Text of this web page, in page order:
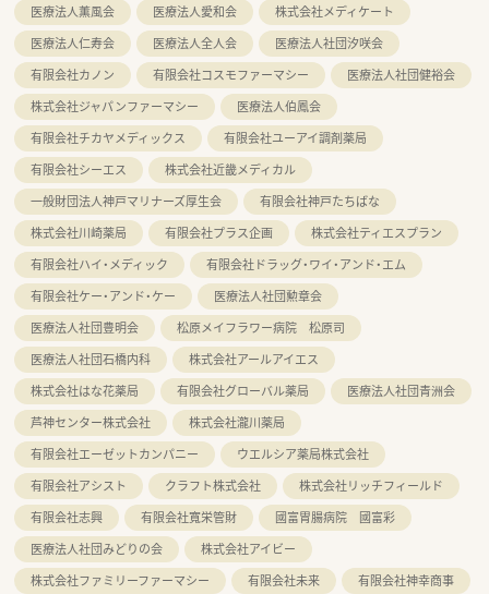
医療法人薫風会
医療法人愛和会
株式会社メディケート
医療法人仁寿会
医療法人全人会
医療法人社団汐咲会
有限会社カノン
有限会社コスモファーマシー
医療法人社団健裕会
株式会社ジャパンファーマシー
医療法人伯鳳会
有限会社チカヤメディックス
有限会社ユーアイ調剤薬局
有限会社シーエス
株式会社近畿メディカル
一般財団法人神戸マリナーズ厚生会
有限会社神戸たちばな
株式会社川崎薬局
有限会社プラス企画
株式会社ティエスプラン
有限会社ハイ・メディック
有限会社ドラッグ・ワイ・アンド・エム
有限会社ケー・アンド・ケー
医療法人社団勲章会
医療法人社団豊明会
松原メイフラワー病院 松原司
医療法人社団石橋内科
株式会社アールアイエス
株式会社はな花薬局
有限会社グローバル薬局
医療法人社団青洲会
芦神センター株式会社
株式会社瀧川薬局
有限会社エーゼットカンパニー
ウエルシア薬局株式会社
有限会社アシスト
クラフト株式会社
株式会社リッチフィールド
有限会社志興
有限会社寬栄管財
國富胃腸病院 國富彩
医療法人社団みどりの会
株式会社アイビー
株式会社ファミリーファーマシー
有限会社未来
有限会社神幸商事